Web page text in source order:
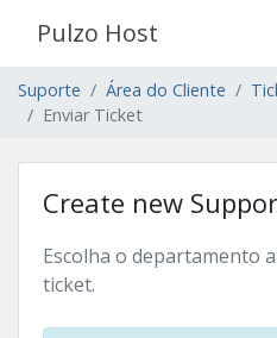
Pulzo Host
Suporte Área do Cliente
Enviar Ticket
Create new
Escolha o departamento
ticket.